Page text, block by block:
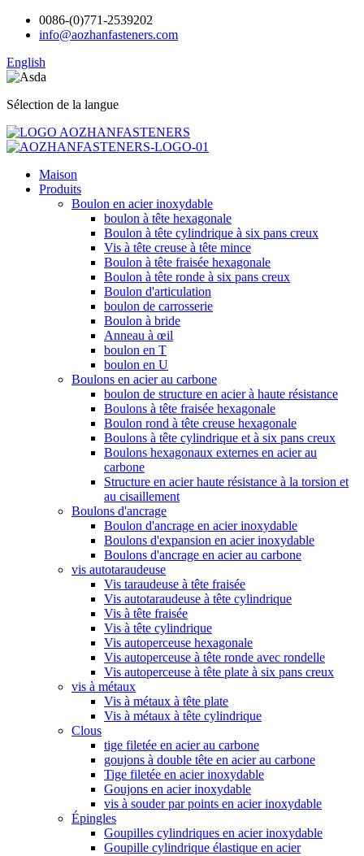
0086-(0)771-2539202
info@aozhanfasteners.com
English
Sélection de la langue
Maison
Produits
Boulon en acier inoxydable
boulon à tête hexagonale
Boulon à tête cylindrique à six pans creux
Vis à tête creuse à tête mince
Boulon à tête fraisée hexagonale
Boulon à tête ronde à six pans creux
Boulon d'articulation
boulon de carrosserie
Boulon à bride
Anneau à œil
boulon en T
boulon en U
Boulons en acier au carbone
boulon de structure en acier à haute résistance
Boulons à tête fraisée hexagonale
Boulon rond à tête creuse hexagonale
Boulons à tête cylindrique et à six pans creux
Boulons hexagonaux externes en acier au
carbone
Structure en acier haute résistance à la torsion et
au cisaillement
Boulons d'ancrage
Boulon d'ancrage en acier inoxydable
Boulons d'expansion en acier inoxydable
Boulons d'ancrage en acier au carbone
vis autotaraudeuse
Vis taraudeuse à tête fraisée
Vis autotaraudeuse à tête cylindrique
Vis à tête fraisée
Vis à tête cylindrique
Vis autoperceuse hexagonale
Vis autoperceuse à tête ronde avec rondelle
Vis autoperceuse à tête plate à six pans creux
vis à métaux
Vis à métaux à tête plate
Vis à métaux à tête cylindrique
Clous
tige filetée en acier au carbone
goujons à double tête en acier au carbone
Tige filetée en acier inoxydable
Goujons en acier inoxydable
vis à souder par points en acier inoxydable
Épingles
Goupilles cylindriques en acier inoxydable
Goupille cylindrique élastique en acier